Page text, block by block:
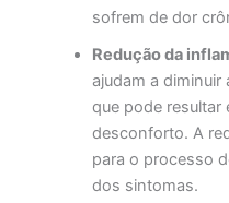
sofrem de dor
Redução da
ajudam a diminuir
que pode resultar
desconforto. A
para o processo
dos sintomas.